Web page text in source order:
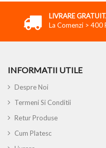
LIVRARE
La Comenzi > 400
INFORMATII UTILE
Despre Noi
Termeni Si Conditii
Retur Produse
Cum Platesc